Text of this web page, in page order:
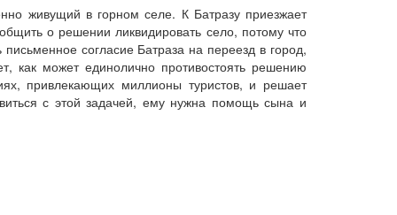
живущий в горном селе. К Батразу приезжает
о решении ликвидировать село, потому что
согласие Батраза на переезд в город,
как может единолично противостоять решению
привлекающих миллионы туристов, и решает
с этой задачей, ему нужна помощь сына и